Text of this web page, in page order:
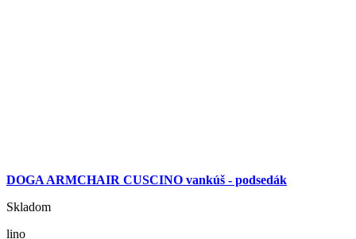
DOGA ARMCHAIR CUSCINO vankúš - podsedák
Skladom
lino